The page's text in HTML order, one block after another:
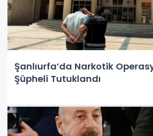
Şanlıurfa’da Narkotik
Şüpheli Tutuklandı